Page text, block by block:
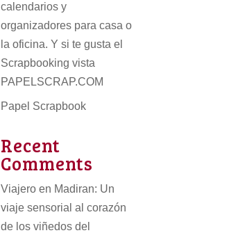
calendarios y
organizadores para casa o
la oficina. Y si te gusta el
Scrapbooking vista
PAPELSCRAP.COM
Papel Scrapbook
Recent
Comments
Viajero en Madiran: Un
viaje sensorial al corazón
de los viñedos del